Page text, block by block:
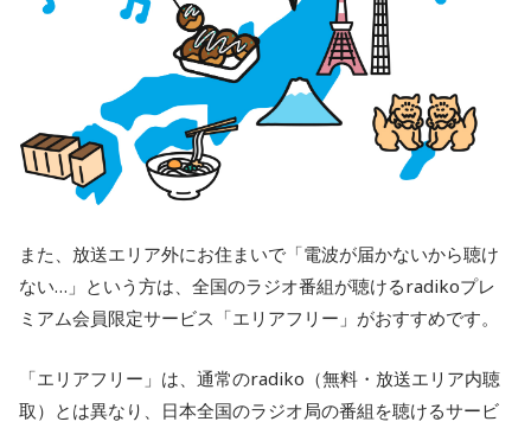
また、放送エリア外にお住まいで「電波が届かないから聴け
ない…」という方は、全国のラジオ番組が聴けるradikoプレ
ミアム会員限定サービス「エリアフリー」がおすすめです。
「エリアフリー」は、通常のradiko（無料・放送エリア内聴
取）とは異なり、日本全国のラジオ局の番組を聴けるサービ